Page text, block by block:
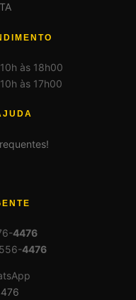
às 18h00
às 17h00
4476
4476